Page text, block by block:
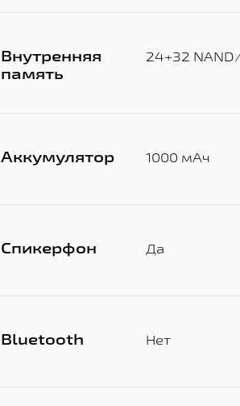
Внутренняя
память
24+32
Аккумулятор 1000 мАч
Спикерфон Да
Bluetooth Нет